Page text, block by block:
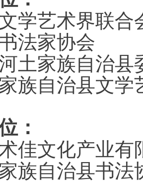
学艺术界联合
法家协会
土家族自治县
族自治县文学
：
佳文化产业有
族自治县书法